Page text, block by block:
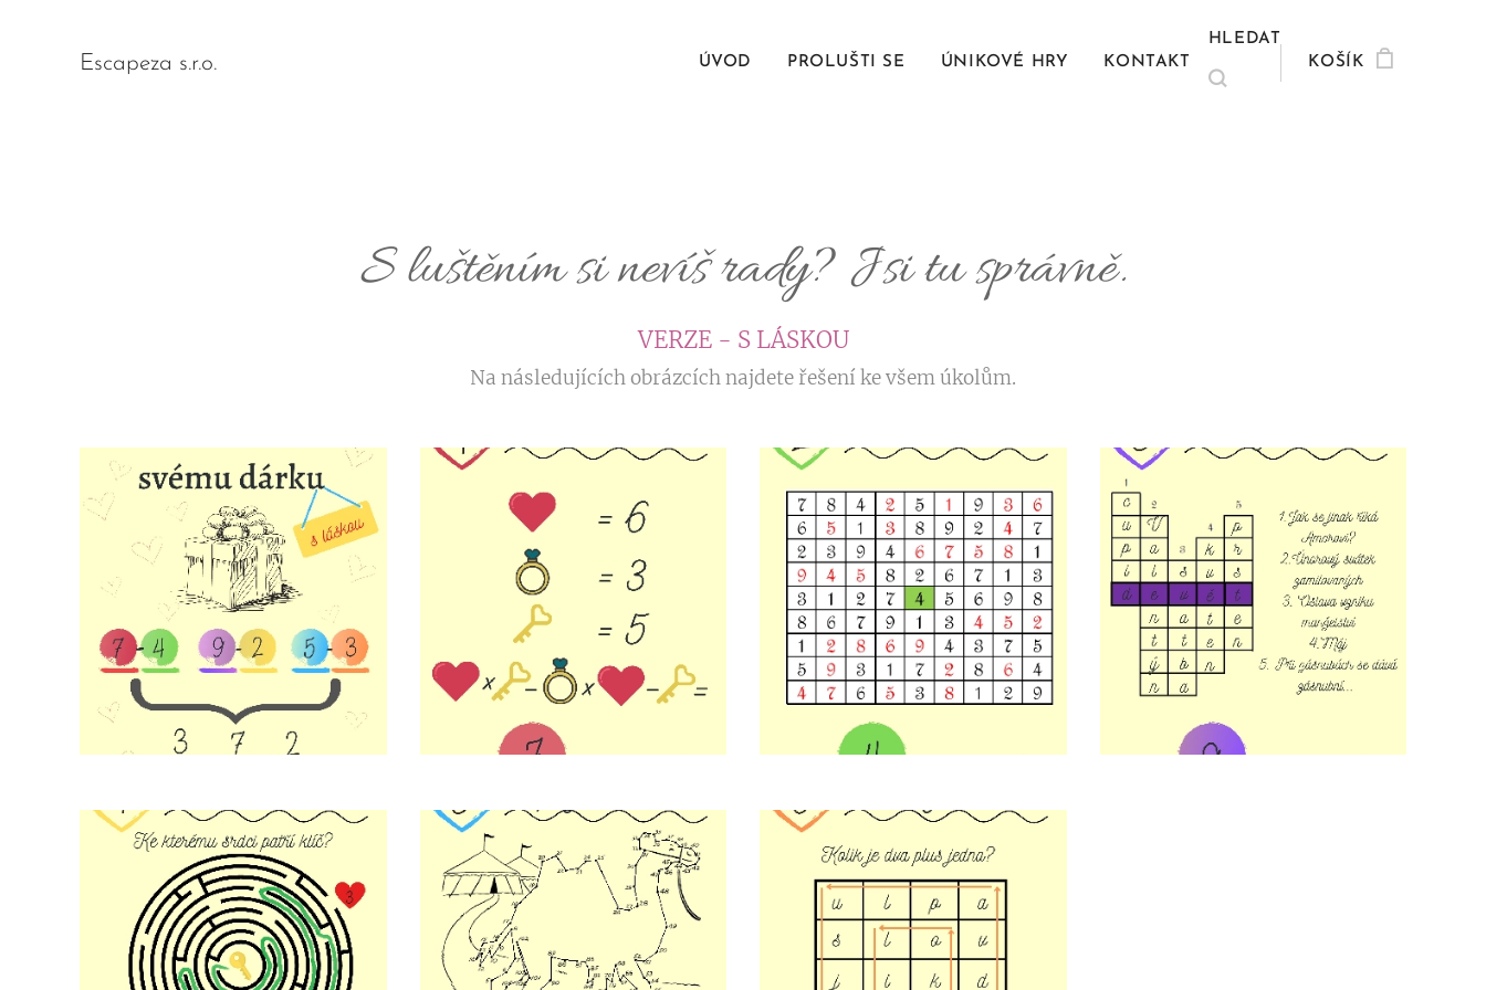
Escapeza s.r.o. ÚVOD PROLUŠTI SE ÚNIKOVÉ HRY KONTAKT
HLEDAT
KOŠÍK
S luštěním si nevíš rady? Jsi tu správně.
VERZE - S LÁSKOU
Na následujících obrázcích najdete řešení ke všem úkolům.